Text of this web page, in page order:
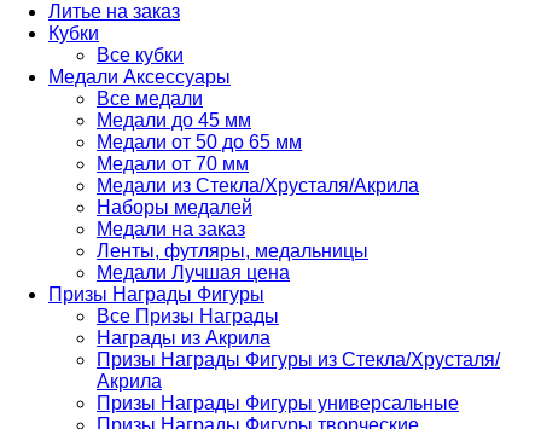
Литье на заказ
Кубки
Все кубки
Медали Аксессуары
Все медали
Медали до 45 мм
Медали от 50 до 65 мм
Медали от 70 мм
Медали из Стекла/Хрусталя/Акрила
Наборы медалей
Медали на заказ
Ленты, футляры, медальницы
Медали Лучшая цена
Призы Награды Фигуры
Все Призы Награды
Награды из Акрила
Призы Награды Фигуры из Стекла/Хрусталя/
Акрила
Призы Награды Фигуры универсальные
Призы Награды Фигуры творческие